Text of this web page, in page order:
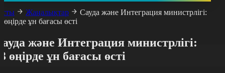
Жаңалықтар
Сауда және Интеграция министрлігі:
өңірде ұн бағасы өсті
және Интеграция министрлігі:
өңірде ұн бағасы өсті